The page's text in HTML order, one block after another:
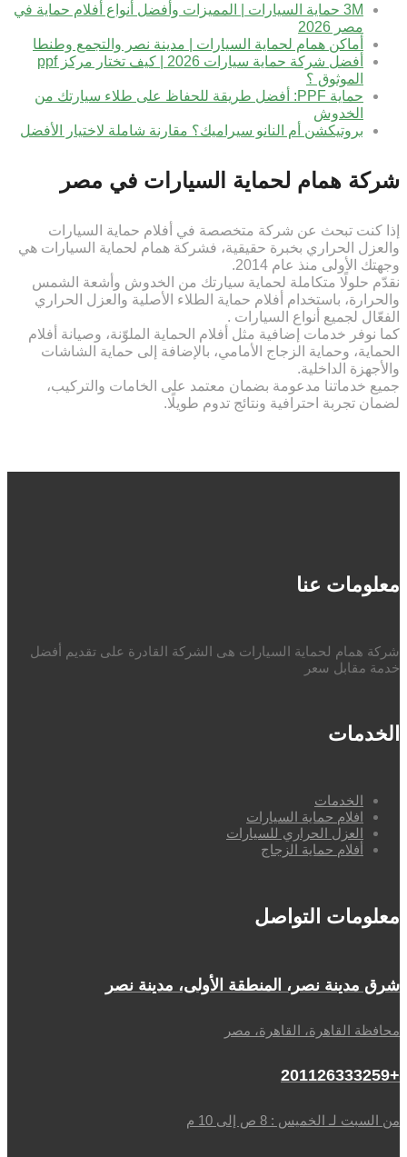
3M حماية السيارات | المميزات وأفضل أنواع أفلام حماية في
مصر 2026
أماكن همام لحماية السيارات | مدينة نصر والتجمع وطنطا
أفضل شركة حماية سيارات 2026 | كيف تختار مركز ppf
الموثوق ؟
حماية PPF: أفضل طريقة للحفاظ على طلاء سيارتك من
الخدوش
بروتيكشن أم النانو سيراميك؟ مقارنة شاملة لاختيار الأفضل
شركة همام لحماية السيارات في مصر
إذا كنت تبحث عن شركة متخصصة في أفلام حماية السيارات
والعزل الحراري بخبرة حقيقية، فشركة همام لحماية السيارات هي
وجهتك الأولى منذ عام 2014.
نقدّم حلولًا متكاملة لحماية سيارتك من الخدوش وأشعة الشمس
والحرارة، باستخدام أفلام حماية الطلاء الأصلية والعزل الحراري
الفعّال لجميع أنواع السيارات .
كما نوفر خدمات إضافية مثل أفلام الحماية الملوّنة، وصيانة أفلام
الحماية، وحماية الزجاج الأمامي، بالإضافة إلى حماية الشاشات
والأجهزة الداخلية.
جميع خدماتنا مدعومة بضمان معتمد على الخامات والتركيب،
لضمان تجربة احترافية ونتائج تدوم طويلًا.
معلومات عنا
شركة همام لحماية السيارات هى الشركة القادرة على تقديم أفضل
خدمة مقابل سعر
الخدمات
الخدمات
افلام حماية السيارات
العزل الحراري للسيارات
أفلام حماية الزجاج
معلومات التواصل
شرق مدينة نصر، المنطقة الأولى، مدينة نصر
محافظة القاهرة، القاهرة، مصر
+201126333259
من السبت لـ الخميس : 8 ص إلى 10 م